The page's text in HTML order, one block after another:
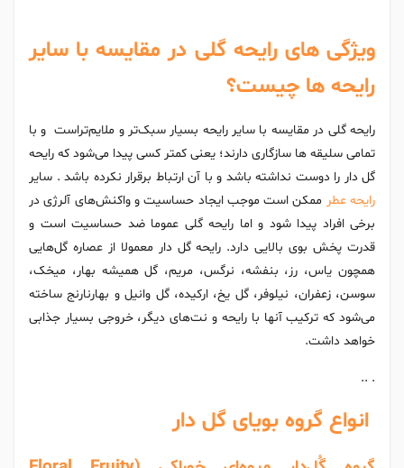
ویژگی های رایحه گلی در مقایسه با سایر
رایحه ها چیست؟
رایحه گلی در مقایسه با سایر رایحه بسیار سبک‌تر و ملایم‌تراست و با
تمامی سلیقه ها سازگاری دارند؛ یعنی کمتر کسی پیدا می‌شود که رایحه
گل دار را دوست نداشته باشد و با آن ارتباط برقرار نکرده باشد . سایر
رایحه عطر ممکن است موجب ایجاد حساسیت و واکنش‌های آلرژی در
برخی افراد پیدا شود و اما رایحه گلی عموما ضد حساسیت است و
قدرت پخش بوی بالایی دارد. رایحه گل دار معمولا از عصاره گل‌هایی
همچون یاس، رز، بنفشه، نرگس، مریم، گل همیشه بهار، میخک،
سوسن، زعفران، نیلوفر، گل یخ، ارکیده، گل وانیل و بهارنارنج ساخته
می‌شود که ترکیب آنها با رایحه و نت‌های دیگر، خروجی بسیار جذابی
خواهد داشت.
. ..
انواع گروه بویای گل دار